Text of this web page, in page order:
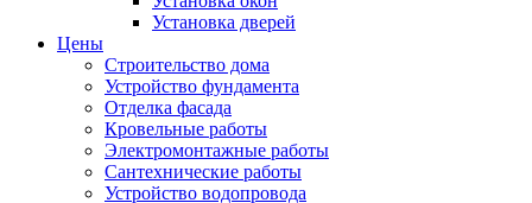
Установка дверей
Цены
Строительство дома
Устройство фундамента
Отделка фасада
Кровельные работы
Электромонтажные работы
Сантехнические работы
Устройство водопровода